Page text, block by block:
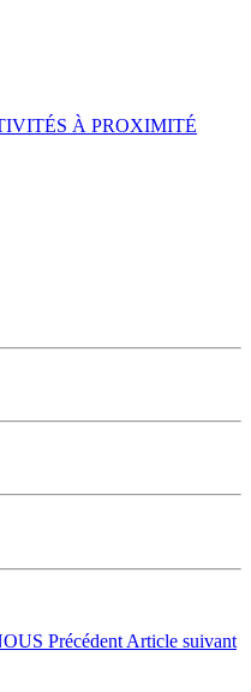
À PROXIMITÉ
Précédent Article suivant